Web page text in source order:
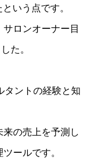
いう点です。
ロンオーナー目
た。
タントの経験と知
の売上を予測し
ールです。